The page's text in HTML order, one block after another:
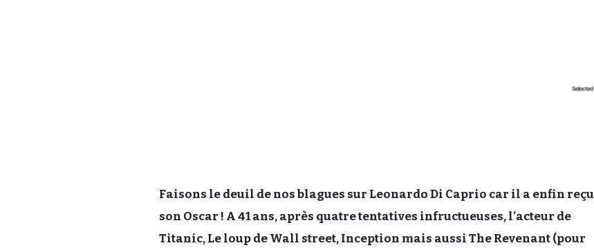
Faisons le deuil de nos blagues sur Leonardo Di Caprio car il a enfin reçu
son Oscar ! A 41 ans, après quatre tentatives infructueuses, l’acteur de
Titanic, Le loup de Wall street, Inception mais aussi The Revenant (pour